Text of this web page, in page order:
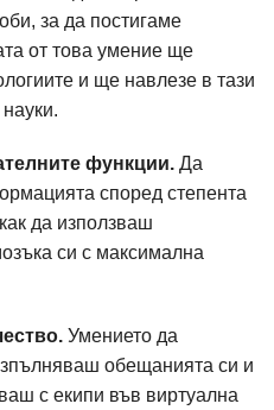
за да постигаме
от това умение ще
и ще навлезе в тази
функции. Да
според степента
да използваш
си с максимална
Умението да
обещанията си и
с екипи във виртуална